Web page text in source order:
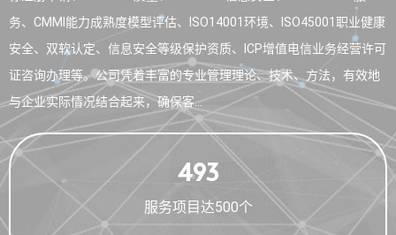
务、CMMI能力成熟度模型评估、ISO14001环境、ISO45001职业健康
安全、双软认定、信息安全等级保护资质、ICP增值电信业务经营许可
证咨询办理等。公司凭着丰富的专业管理理论、技术、方法，有效地
与企业实际情况结合起来，确保客...
497
服务项目达500个